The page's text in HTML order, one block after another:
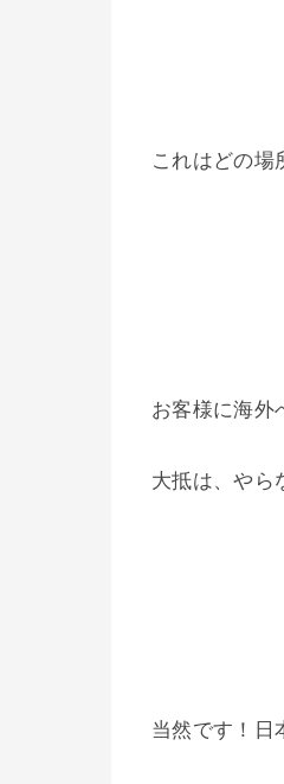
これはどの場
お客様に海外
大抵は、やら
当然です！日